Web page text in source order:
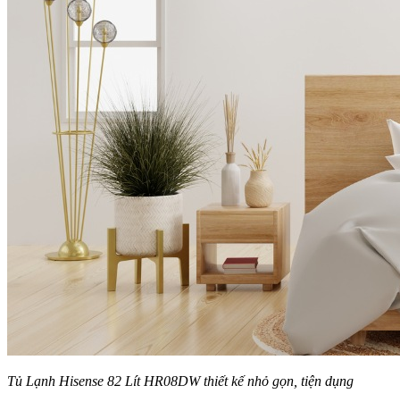
Tủ Lạnh Hisense 82 Lít HR08DW thiết kế nhỏ gọn, tiện dụng